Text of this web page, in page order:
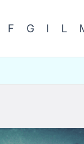
F G I L